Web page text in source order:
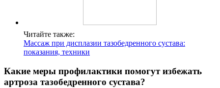
Читайте также:
Массаж при дисплазии тазобедренного сустава:
показания, техники
Какие меры профилактики помогут избежать
артроза тазобедренного сустава?